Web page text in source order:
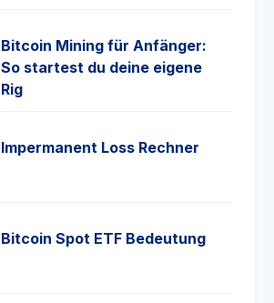
Bitcoin Mining für Anfänger:
So startest du deine eigene
Rig
Impermanent Loss Rechner
Bitcoin Spot ETF Bedeutung